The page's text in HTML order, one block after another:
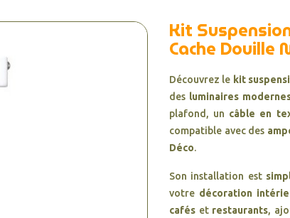
Kit
Cache
Découvrez le kit
des luminaires
plafond, un câble en
compatible avec des
Déco.
Son installation est
votre décoration
cafés et restaurants,